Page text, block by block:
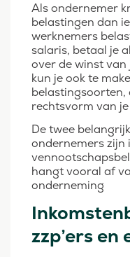
Als ondernemer
belastingen dan
werknemers
salaris, betaal je
over de winst
kun je ook te
belastingsoorten,
rechtsvorm van
De twee
ondernemers zijn
hangt vooral af
onderneming
zzp’ers en